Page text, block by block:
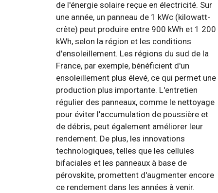
de l'énergie solaire reçue en électricité. Sur
une année, un panneau de 1 kWc (kilowatt-
crête) peut produire entre 900 kWh et 1 200
kWh, selon la région et les conditions
d'ensoleillement. Les régions du sud de la
France, par exemple, bénéficient d'un
ensoleillement plus élevé, ce qui permet une
production plus importante. L'entretien
régulier des panneaux, comme le nettoyage
pour éviter l'accumulation de poussière et
de débris, peut également améliorer leur
rendement. De plus, les innovations
technologiques, telles que les cellules
bifaciales et les panneaux à base de
pérovskite, promettent d'augmenter encore
ce rendement dans les années à venir.